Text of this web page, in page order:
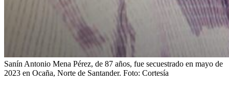
Sanín Antonio Mena Pérez, de 87 años, fue secuestrado en mayo de
2023 en Ocaña, Norte de Santander. Foto: Cortesía